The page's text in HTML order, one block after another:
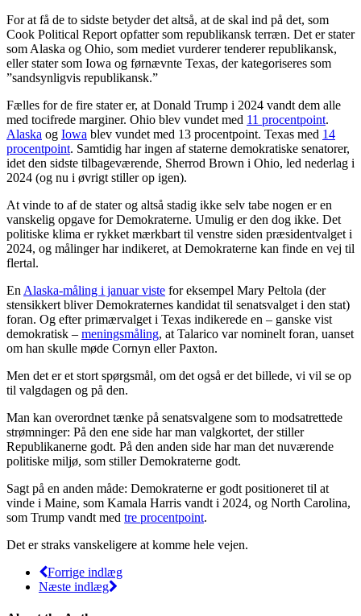
For at få de to sidste betyder det altså, at de skal ind på det, som
Cook Political Report opfatter som republikansk terræn. Det er stater
som Alaska og Ohio, som mediet vurderer tenderer republikansk,
eller stater som Iowa og førnævnte Texas, der kategoriseres som
”sandsynligvis republikansk.”
Fælles for de fire stater er, at Donald Trump i 2024 vandt dem alle
med tocifrede marginer. Ohio blev vundet med 11 procentpoint.
Alaska og Iowa blev vundet med 13 procentpoint. Texas med 14
procentpoint. Samtidig har ingen af staterne demokratiske senatorer,
idet den sidste tilbageværende, Sherrod Brown i Ohio, led nederlag i
2024 (og nu i øvrigt stiller op igen).
At vinde to af de stater og altså stadig ikke selv tabe nogen er en
vanskelig opgave for Demokraterne. Umulig er den dog ikke. Det
politiske klima er rykket mærkbart til venstre siden præsidentvalget i
2024, og målinger har indikeret, at Demokraterne kan finde en vej til
flertal.
En Alaska-måling i januar viste for eksempel Mary Peltola (der
stensikkert bliver Demokraternes kandidat til senatsvalget i den stat)
foran. Og efter primærvalget i Texas indikerede en – ganske vist
demokratisk – meningsmåling, at Talarico var nominelt foran, uanset
om han skulle møde Cornyn eller Paxton.
Men det er et stort spørgsmål, om det også er det billede, vi vil se op
til valgdagen og på den.
Man kan overordnet tænke på senatsvalgene som to modsatrettede
strømninger: På den ene side har man valgkortet, der stiller
Republikanerne godt. På den anden side har man det nuværende
politiske miljø, som stiller Demokraterne godt.
Sagt på en anden måde: Demokraterne er godt positioneret til at
vinde i Maine, som Kamala Harris vandt i 2024, og North Carolina,
som Trump vandt med tre procentpoint.
Det er straks vanskeligere at komme hele vejen.
Forrige indlæg
Næste indlæg